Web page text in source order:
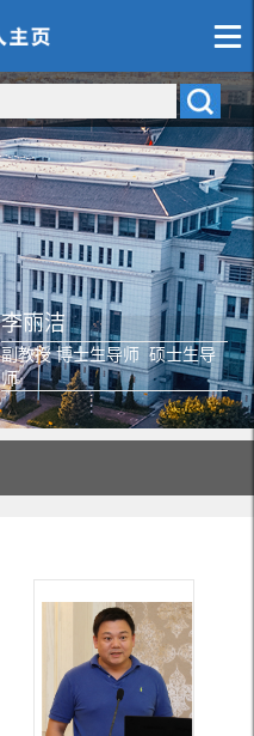
李丽洁
副教授 博士生导师 硕士生导
师